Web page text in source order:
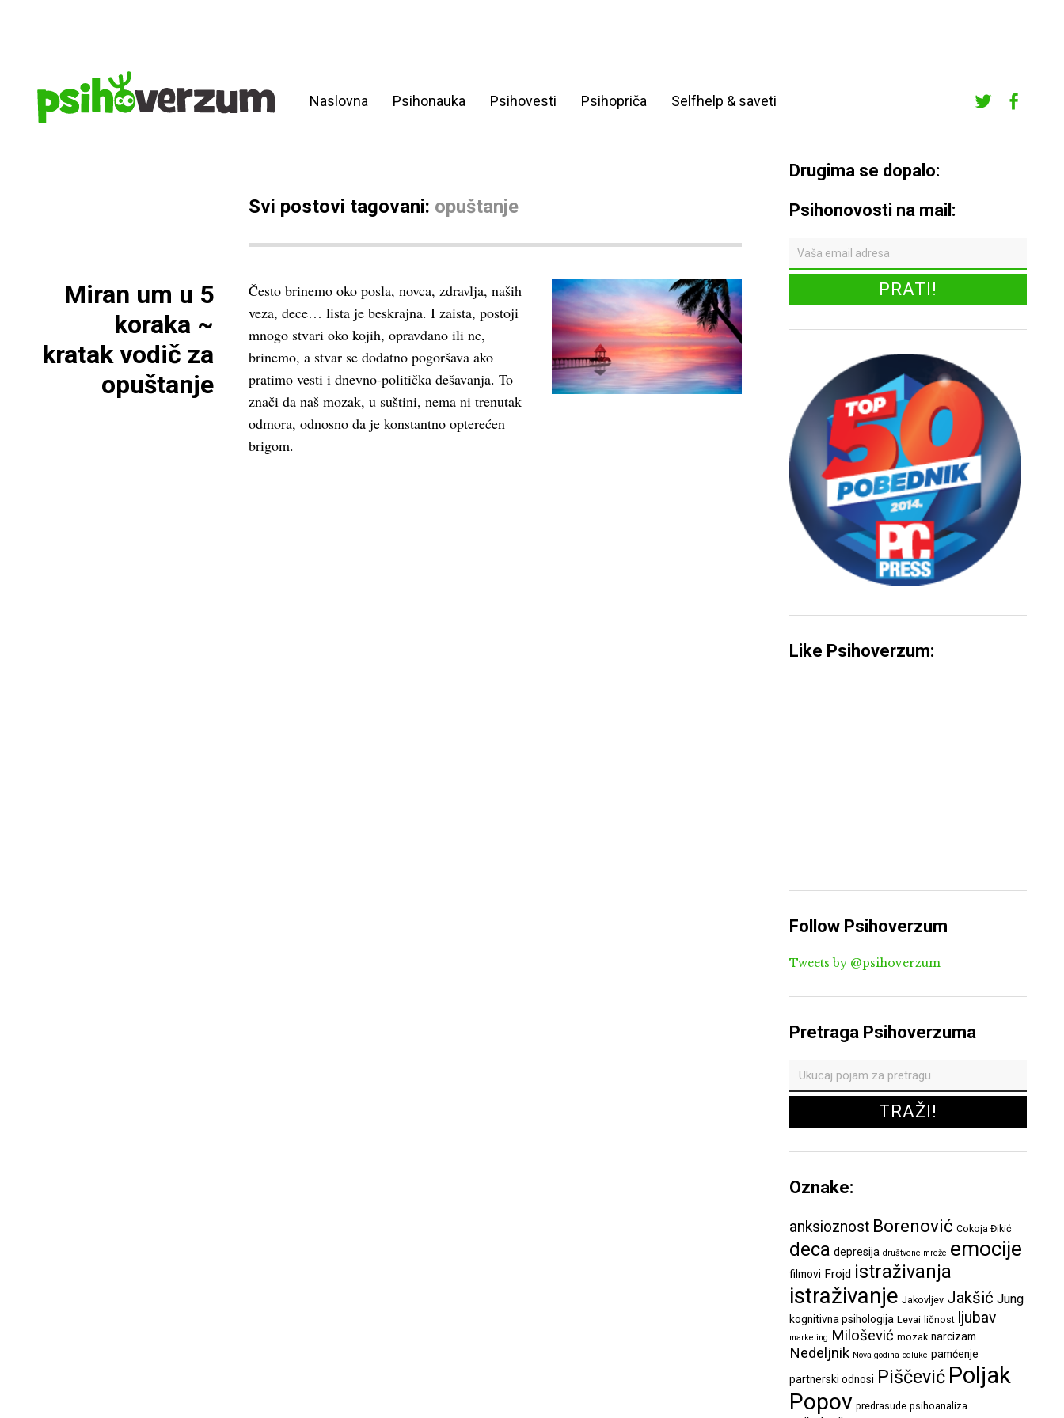
Naslovna Psihonauka Psihovesti Psihopriča Selfhelp & saveti
r
ook
Svi postovi tagovani: opuštanje
Miran um u 5
koraka ~
kratak vodič za
opuštanje
Često brinemo oko posla, novca, zdravlja, naših
veza, dece… lista je beskrajna. I zaista, postoji
mnogo stvari oko kojih, opravdano ili ne,
brinemo, a stvar se dodatno pogoršava ako
pratimo vesti i dnevno-politička dešavanja. To
znači da naš mozak, u suštini, nema ni trenutak
odmora, odnosno da je konstantno opterećen
brigom.
Drugima se dopalo:
Psihonovosti na mail:
Like Psihoverzum:
Follow Psihoverzum
Tweets by @psihoverzum
Pretraga Psihoverzuma
Oznake:
anksioznost Borenović Cokoja Đikić
deca depresija društvene mreže emocije
filmovi Frojd istraživanja
istraživanje Jakovljev Jakšić Jung
kognitivna psihologija Levai ličnost ljubav
marketing Milošević mozak narcizam
Nedeljnik Nova godina odluke pamćenje
partnerski odnosi Piščević Poljak
Popov predrasude psihoanaliza